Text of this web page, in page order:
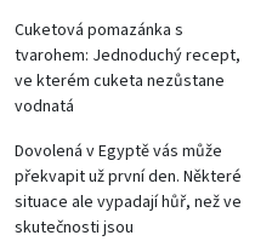
Cuketová pomazánka s
tvarohem: Jednoduchý recept,
ve kterém cuketa nezůstane
vodnatá
Dovolená v Egyptě vás může
překvapit už první den. Některé
situace ale vypadají hůř, než ve
skutečnosti jsou